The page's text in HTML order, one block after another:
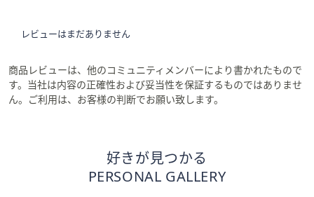
レビューはまだありません
商品レビューは、他のコミュニティメンバーにより書かれたもので
す。当社は内容の正確性および妥当性を保証するものではありませ
ん。ご利用は、お客様の判断でお願い致します。
好きが見つかる
PERSONAL GALLERY